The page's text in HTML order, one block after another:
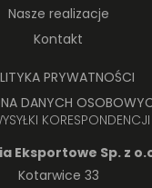
Nasze realizacje
Kontakt
PRYWATNOŚCI
DANYCH
KORESPONDENCJI
Eksportowe Sp. z
Kotarwice 33